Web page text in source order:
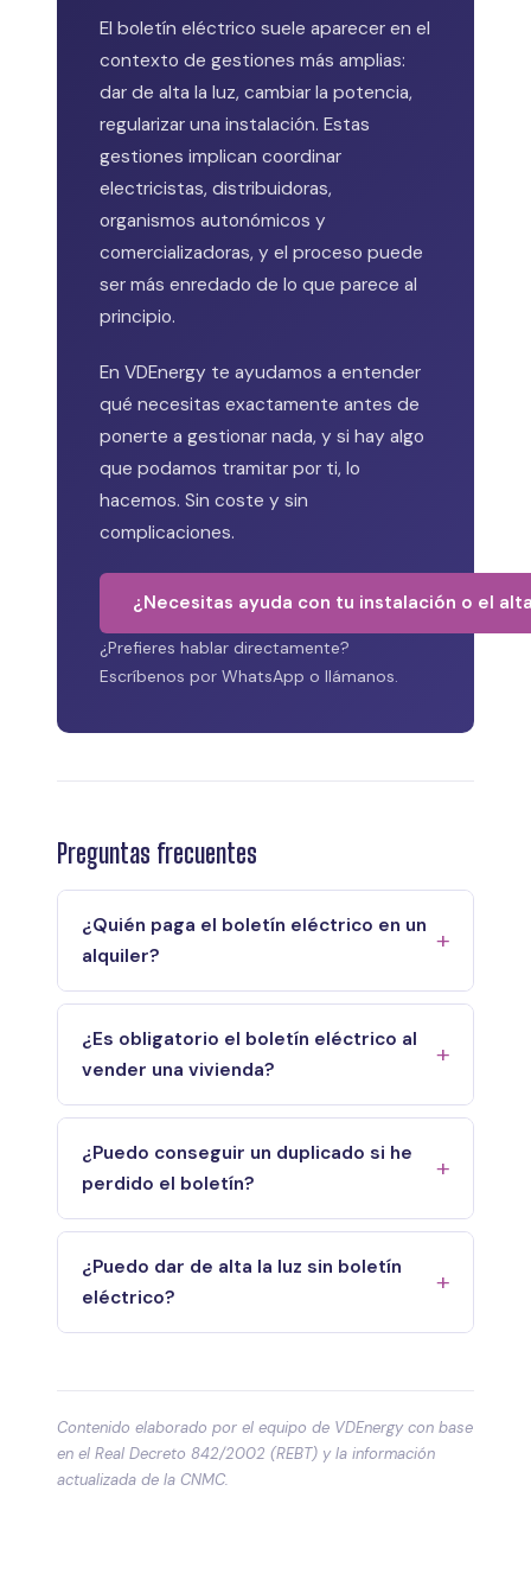
El boletín eléctrico suele aparecer en el
contexto de gestiones más amplias:
dar de alta la luz, cambiar la potencia,
regularizar una instalación. Estas
gestiones implican coordinar
electricistas, distribuidoras,
organismos autonómicos y
comercializadoras, y el proceso puede
ser más enredado de lo que parece al
principio.
En VDEnergy te ayudamos a entender
qué necesitas exactamente antes de
ponerte a gestionar nada, y si hay algo
que podamos tramitar por ti, lo
hacemos. Sin coste y sin
complicaciones.
¿Necesitas ayuda con tu instalación o el
¿Prefieres hablar directamente?
Escríbenos por WhatsApp o llámanos.
Preguntas frecuentes
¿Quién paga el boletín eléctrico en un
alquiler?
¿Es obligatorio el boletín eléctrico al
vender una vivienda?
¿Puedo conseguir un duplicado si he
perdido el boletín?
¿Puedo dar de alta la luz sin boletín
eléctrico?
Contenido elaborado por el equipo de VDEnergy con base
en el Real Decreto 842/2002 (REBT) y la información
actualizada de la CNMC.